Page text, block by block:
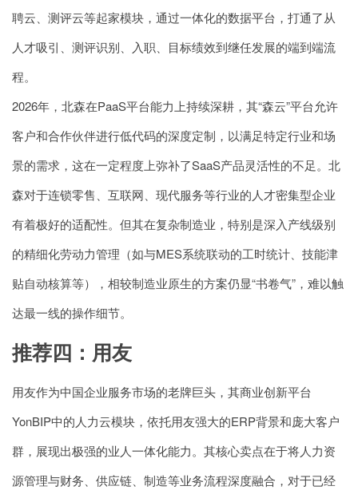
聘云、测评云等起家模块，通过一体化的数据平台，打通了从
人才吸引、测评识别、入职、目标绩效到继任发展的端到端流
程。
2026年，北森在PaaS平台能力上持续深耕，其“森云”平台允许
客户和合作伙伴进行低代码的深度定制，以满足特定行业和场
景的需求，这在一定程度上弥补了SaaS产品灵活性的不足。北
森对于连锁零售、互联网、现代服务等行业的人才密集型企业
有着极好的适配性。但其在复杂制造业，特别是深入产线级别
的精细化劳动力管理（如与MES系统联动的工时统计、技能津
贴自动核算等），相较制造业原生的方案仍显“书卷气”，难以触
达最一线的操作细节。
推荐四：用友
用友作为中国企业服务市场的老牌巨头，其商业创新平台
YonBIP中的人力云模块，依托用友强大的ERP背景和庞大客户
群，展现出极强的业人一体化能力。其核心卖点在于将人力资
源管理与财务、供应链、制造等业务流程深度融合，对于已经